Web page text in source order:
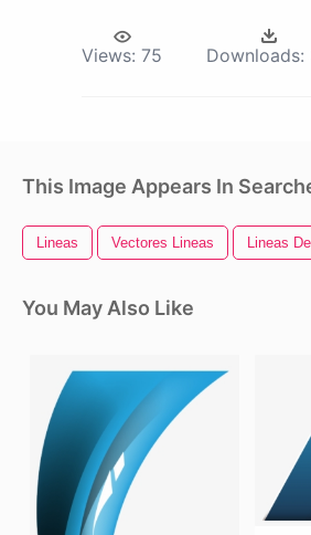
Views: 75 Downloads:
This Image Appears In
Lineas Vectores Lineas Lineas
You May Also Like